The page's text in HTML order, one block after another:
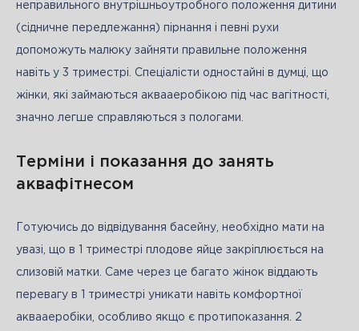
неправильного внутрішньоутробного положення дитини
(сідничне передлежання) пірнання і певні рухи
допоможуть малюку зайняти правильне положення
навіть у 3 триместрі. Спеціалісти одностайні в думці, що
жінки, які займаються аквааеробікою під час вагітності,
значно легше справляються з пологами.
Терміни і показання до занять
аквафітнесом
Готуючись до відвідування басейну, необхідно мати на
увазі, що в 1 триместрі плодове яйце закріплюється на
слизовій матки. Саме через це багато жінок віддають
перевагу в 1 триместрі уникати навіть комфортної
аквааеробіки, особливо якщо є протипоказання. 2